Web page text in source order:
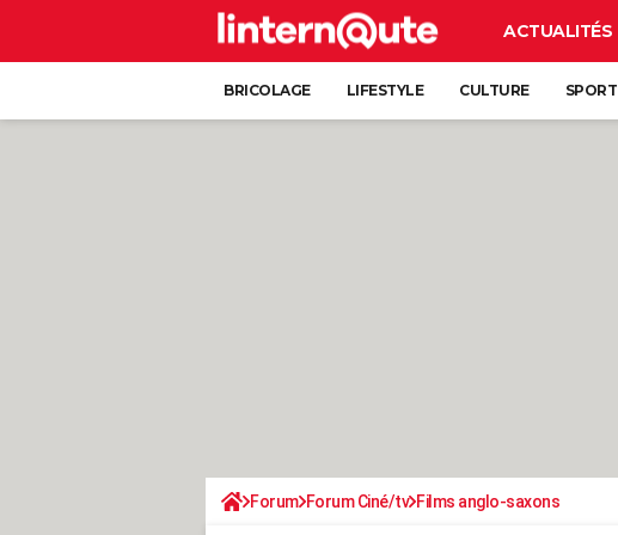
ACTUALITÉS
BRICOLAGE LIFESTYLE CULTURE SPORT
Forum Forum Ciné/tv Films anglo-saxons